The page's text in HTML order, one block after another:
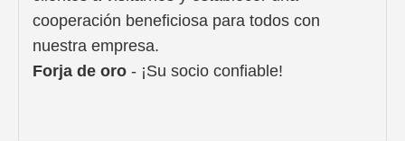
cooperación beneficiosa para todos con
nuestra empresa.
Forja de oro - ¡Su socio confiable!